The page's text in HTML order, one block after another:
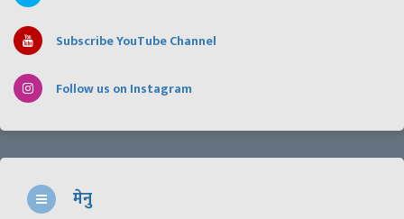
Subscribe YouTube Channel
Follow us on Instagram
मेनु